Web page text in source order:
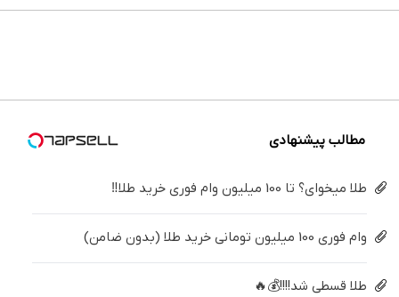
بفروشش
میلیون
کن
مطالب پیشنهادی
طلا میخوای؟ تا 100 میلیون وام فوری خرید طلا‼️
وام فوری 100 میلیون تومانی خرید طلا (بدون ضامن)
طلا قسطی شد!!!!💰🔥